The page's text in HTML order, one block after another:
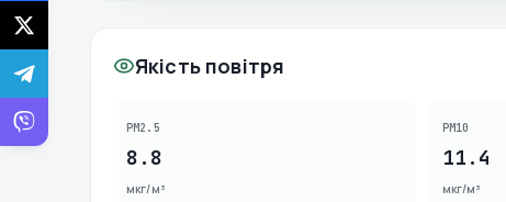
Якість повітря
PM2.5
8.8
мкг/м³
PM10
11.4
мкг/м³